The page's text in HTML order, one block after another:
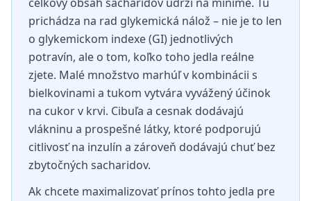
prichádza na rad glykemická nálož – nie je to len
o glykemickom indexe (GI) jednotlivých
potravín, ale o tom, koľko toho jedla reálne
zjete. Malé množstvo marhúľ v kombinácii s
bielkovinami a tukom vytvára vyvážený účinok
na cukor v krvi. Cibuľa a cesnak dodávajú
vlákninu a prospešné látky, ktoré podporujú
citlivosť na inzulín a zároveň dodávajú chuť bez
zbytočných sacharidov.
Ak chcete maximalizovať prínos tohto jedla pre